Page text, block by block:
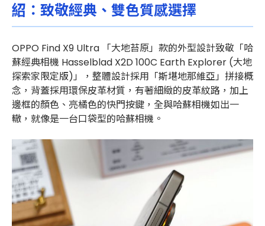
紹：致敬經典、雙色質感選擇
OPPO Find X9 Ultra 「大地苔原」款的外型設計致敬「哈
蘇經典相機 Hasselblad X2D 100C Earth Explorer (大地
探索家限定版)」，整體設計採用「斯堪地那維亞」拼接概
念，背蓋採用環保皮革材質，有著細緻的皮革紋路，加上
邊框的顏色、亮橘色的快門按鍵，全與哈蘇相機如出一
轍，就像是一台口袋型的哈蘇相機。